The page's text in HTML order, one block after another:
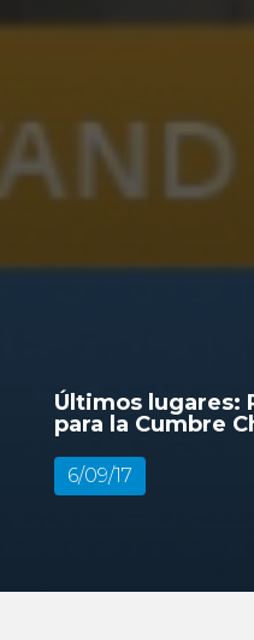
Últimos lugares:
para la Cumbre
6/09/17